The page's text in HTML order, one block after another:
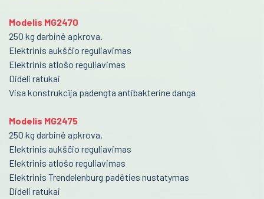
Radiologija
Onkologija
Preanalitika
Trombocitų inkubatoriai maišytuvai
Medicininė šaldymo įranga
Ginekologinės kėdės
Kraujo surinkimo sistemos
Venų ieškiklis
Respiratoriai ir kaukės
Robotai
LEP medicininė lazerio sistema
Modelis MG2470
250 kg darbinė apkrova.
Elektrinis aukščio reguliavimas
Elektrinis atlošo reguliavimas
Dideli ratukai
Visa konstrukcija padengta antibakterine danga
Modelis MG2475
250 kg darbinė apkrova.
Elektrinis aukščio reguliavimas
Elektrinis atlošo reguliavimas
Elektrinis Trendelenburg padėties nustatymas
Dideli ratukai